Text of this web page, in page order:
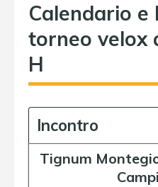
Calendario e
torneo velox
H
Incontro
Tignum